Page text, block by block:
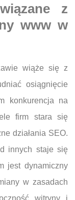
z
www w
wiąże się z
osiągnięcie
konkurencja na
firm stara się
działania SEO.
innych staje się
jest dynamiczny
w zasadach
witryny i